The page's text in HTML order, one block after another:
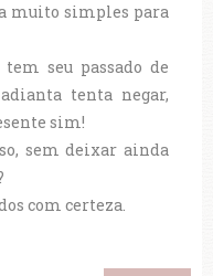
muito simples para
seu passado de
tenta negar,
sim!
sem deixar ainda
com certeza.